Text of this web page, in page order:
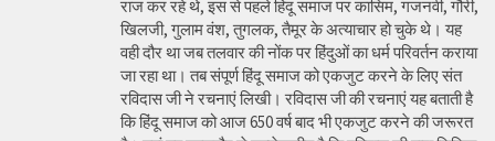
राज कर रहे थे, इस से पहले हिंदू समाज पर कासिम, गजनवी, गौरी,
खिलजी, गुलाम वंश, तुगलक, तैमूर के अत्याचार हो चुके थे। यह
वही दौर था जब तलवार की नोंक पर हिंदुओं का धर्म परिवर्तन कराया
जा रहा था। तब संपूर्ण हिंदू समाज को एकजुट करने के लिए संत
रविदास जी ने रचनाएं लिखी। रविदास जी की रचनाएं यह बताती है
कि हिंदू समाज को आज 650 वर्ष बाद भी एकजुट करने की जरूरत